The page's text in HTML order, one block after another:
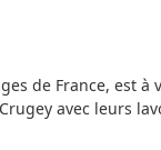
de France, est à
avec leurs